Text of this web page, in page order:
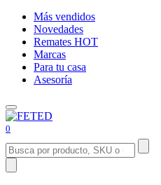
Más vendidos
Novedades
Remates HOT
Marcas
Para tu casa
Asesoría
0